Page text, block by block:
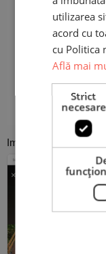
5 stele
4 stele
3 stele
1 stea
Imagini de la clienți
utilizarea
acord cu
cu Politica
Află mai
Strict
necesare